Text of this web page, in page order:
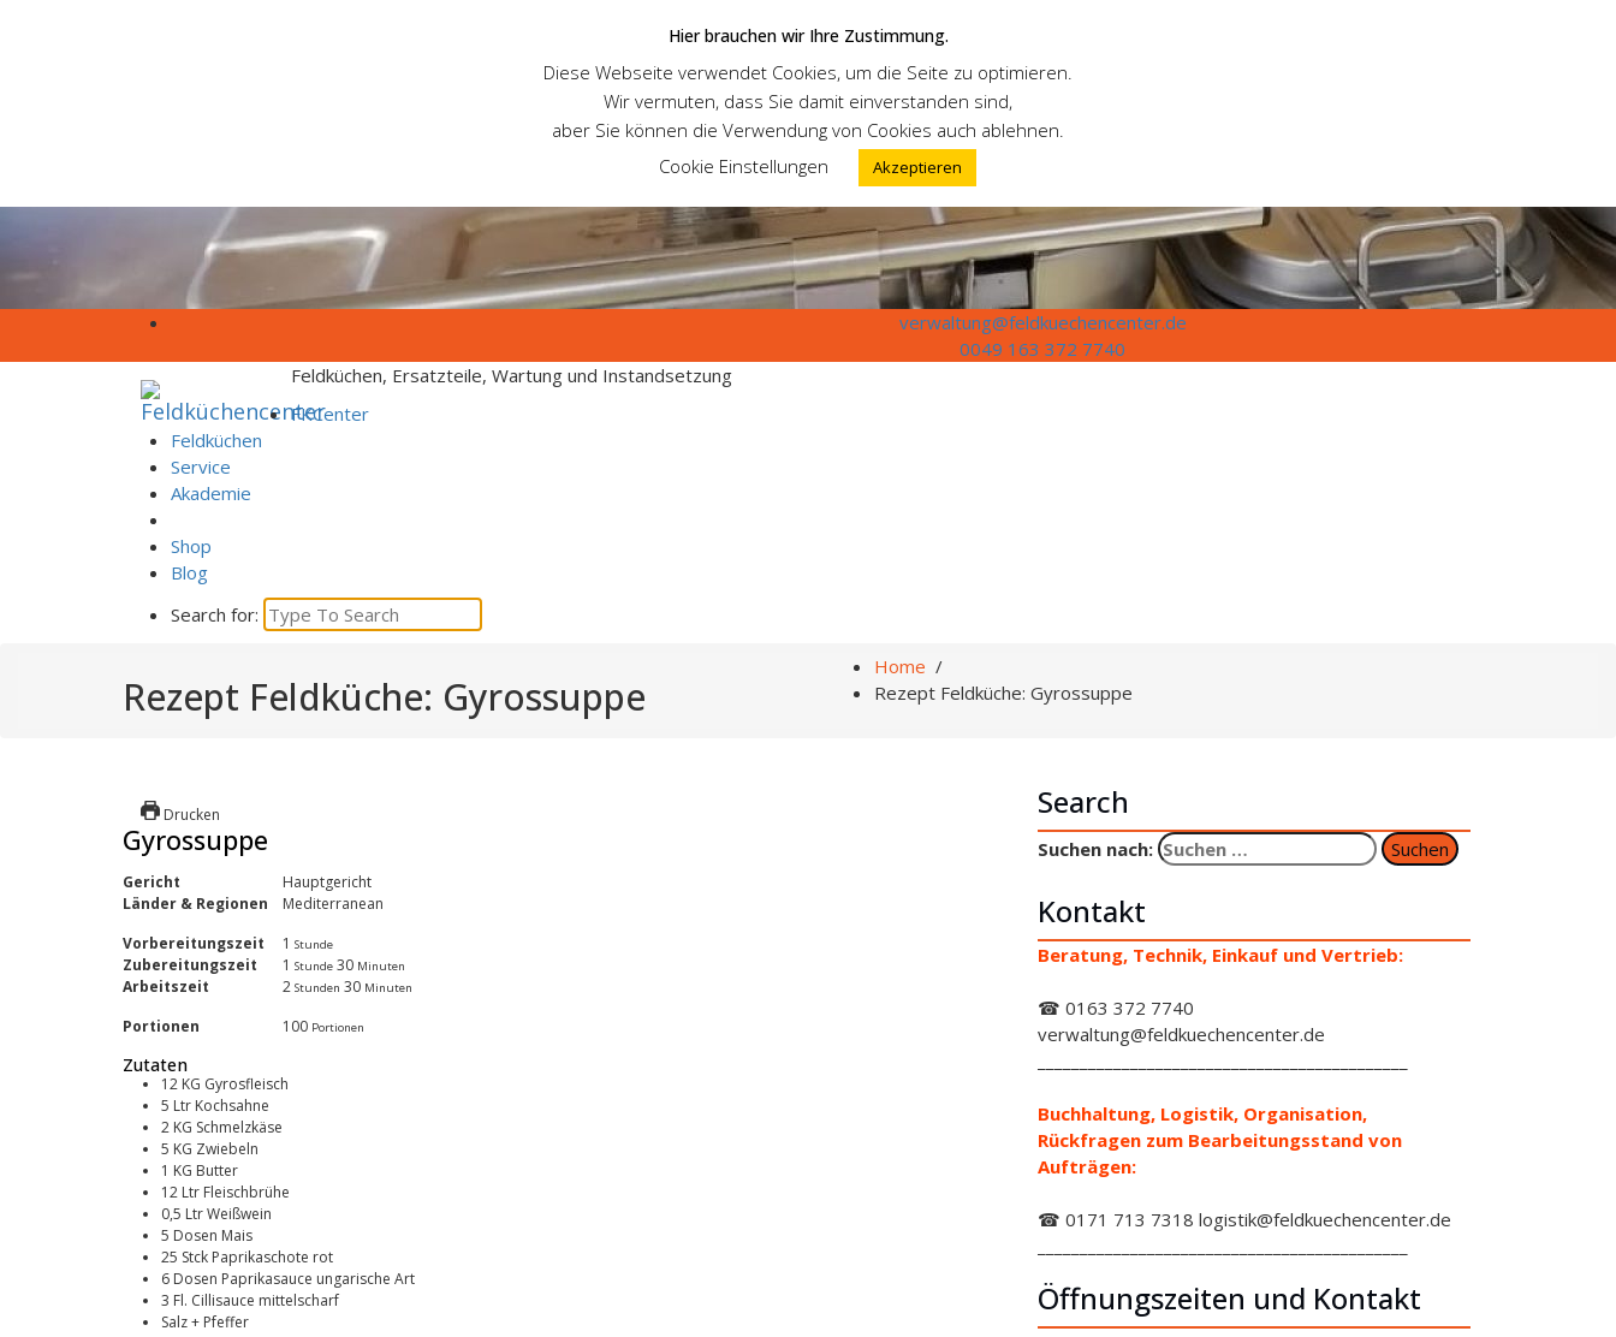
verwaltung@feldkuechencenter.de
0049 163 372 7740
Feldküchen, Ersatzteile, Wartung und Instandsetzung
FKCenter
Feldküchen
Service
Akademie
Shop
Blog
Search for:
Rezept Feldküche: Gyrossuppe
Home /
Rezept Feldküche: Gyrossuppe
Drucken
Gyrossuppe
Gericht
Hauptgericht
Länder & Regionen
Mediterranean
Vorbereitungszeit
1 Stunde
Zubereitungszeit 1 Stunde 30 Minuten
Arbeitszeit 2 Stunden 30 Minuten
Portionen 100 Portionen
Zutaten
12 KG Gyrosfleisch
5 Ltr Kochsahne
2 KG Schmelzkäse
5 KG Zwiebeln
1 KG Butter
12 Ltr Fleischbrühe
0,5 LtrWeißwein
5 Dosen Mais
25 Stck Paprikaschote rot
6 Dosen Paprikasauce ungarische Art
3 Fl. Cillisauce mittelscharf
Salz + Pfeffer
Search
Suchen nach:
Kontakt
Beratung, Technik, Einkauf und Vertrieb:
☎ 0163 372 7740
verwaltung@feldkuechencenter.de
Buchhaltung, Logistik, Organisation,
Rückfragen zum Bearbeitungsstand von
Aufträgen:
☎ 0171 713 7318 logistik@feldkuechencenter.de
Öffnungszeiten und Kontakt
Hier brauchen wir Ihre Zustimmung.
Diese Webseite verwendet Cookies, um die Seite zu optimieren.
Wir vermuten, dass Sie damit einverstanden sind,
aber Sie können die Verwendung von Cookies auch ablehnen.
Cookie Einstellungen
Akzeptieren